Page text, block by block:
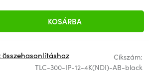
KOSÁRBA
Cikszám:
TLC-300-IP-12-4K(NDI)-AB-black